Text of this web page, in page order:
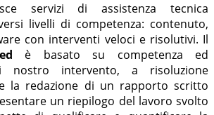
servizi di assistenza tecnica
livelli di competenza: contenuto,
con interventi veloci e risolutivi. Il
è basato su competenza ed
nostro intervento, a risoluzione
la redazione di un rapporto scritto
un riepilogo del lavoro svolto